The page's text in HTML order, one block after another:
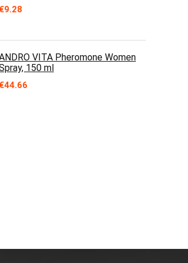
€9.28
VITA Pheromone Women
150 ml
€44.66